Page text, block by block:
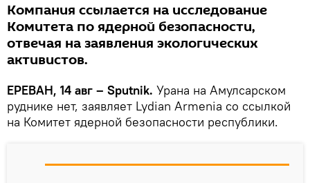
Компания ссылается на исследование
Комитета по ядерной безопасности,
отвечая на заявления экологических
активистов.
ЕРЕВАН, 14 авг – Sputnik. Урана на Амулсарском
руднике нет, заявляет Lydian Armenia со ссылкой
на Комитет ядерной безопасности республики.